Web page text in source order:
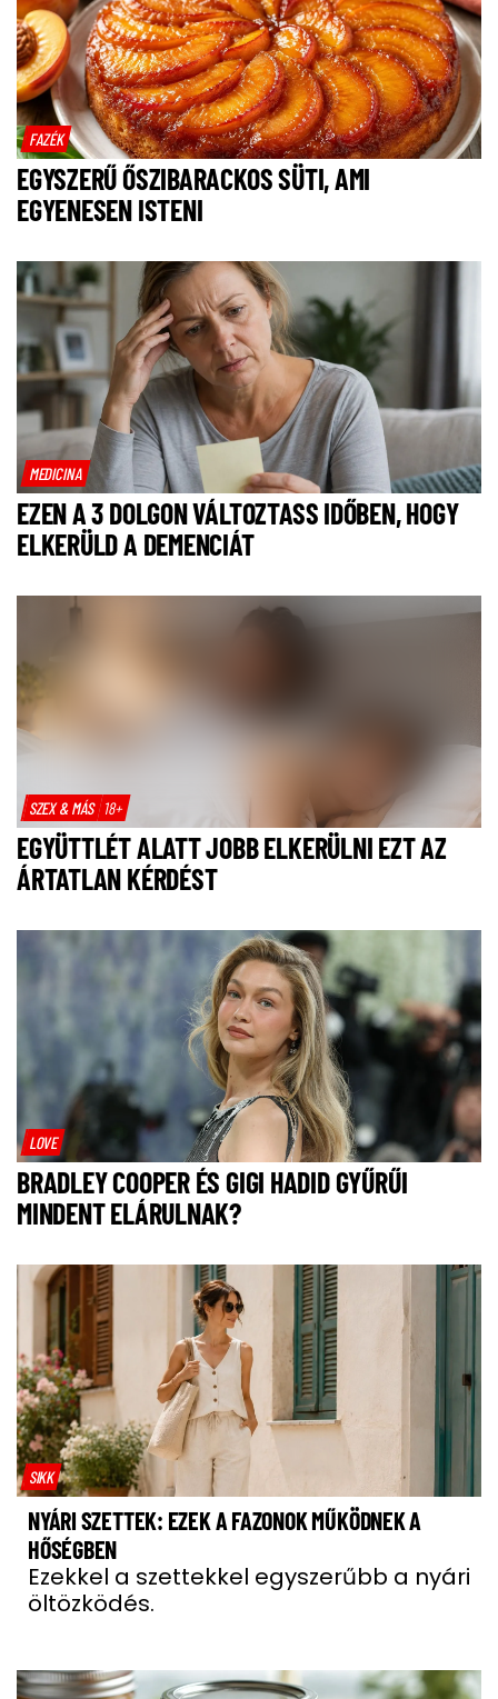
FAZÉK
EGYSZERŰ ŐSZIBARACKOS SÜTI, AMI
EGYENESEN ISTENI
MEDICINA
EZEN A 3 DOLGON VÁLTOZTASS IDŐBEN, HOGY
ELKERÜLD A DEMENCIÁT
SZEX & MÁS 18+
EGYÜTTLÉT ALATT JOBB ELKERÜLNI EZT AZ
ÁRTATLAN KÉRDÉST
LOVE
BRADLEY COOPER ÉS GIGI HADID GYŰRŰI
MINDENT ELÁRULNAK?
SIKK
NYÁRI SZETTEK: EZEK A FAZONOK MŰKÖDNEK A
HŐSÉGBEN
Ezekkel a szettekkel egyszerűbb a nyári
öltözködés.